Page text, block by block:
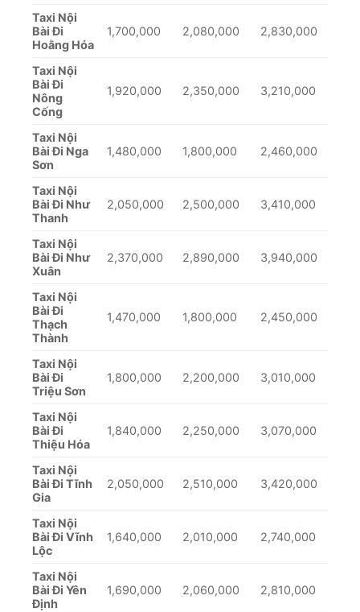
Taxi Nội
Bài Đi
Hoằng Hóa
1,700,000 2,080,000 2,830,000
Taxi Nội
Bài Đi
Nông
Cống
1,920,000 2,350,000 3,210,000
Taxi Nội
Bài Đi Nga
Sơn
1,480,000 1,800,000 2,460,000
Taxi Nội
Bài Đi Như
Thanh
2,050,000 2,500,000 3,410,000
Taxi Nội
Bài Đi Như
Xuân
2,370,000 2,890,000 3,940,000
Taxi Nội
Bài Đi
Thạch
Thành
1,470,000 1,800,000 2,450,000
Taxi Nội
Bài Đi
Triệu Sơn
1,800,000 2,200,000 3,010,000
Taxi Nội
Bài Đi
Thiệu Hóa
1,840,000 2,250,000 3,070,000
Taxi Nội
Bài Đi Tĩnh
Gia
2,050,000 2,510,000 3,420,000
Taxi Nội
Bài Đi Vĩnh
Lộc
1,640,000 2,010,000 2,740,000
Taxi Nội
Bài Đi Yên
Định
1,690,000 2,060,000 2,810,000